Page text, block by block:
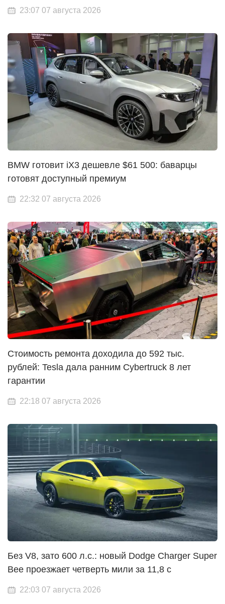
23:07 07 августа 2026
BMW готовит iX3 дешевле $61 500: баварцы
готовят доступный премиум
22:32 07 августа 2026
Стоимость ремонта доходила до 592 тыс.
рублей: Tesla дала ранним Cybertruck 8 лет
гарантии
22:18 07 августа 2026
Без V8, зато 600 л.с.: новый Dodge Charger Super
Bee проезжает четверть мили за 11,8 с
22:03 07 августа 2026